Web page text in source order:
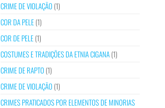
CRIME DE VIOLAÇÃO (1)
COR DA PELE(1)
COR DE PELE(1)
COSTUMES E TRADIÇÕES DA ETNIA CIGANA(1)
CRIME DE RAPTO (1)
CRIME DE VIOLAÇÃO (1)
CRIMES PRATICADOS POR ELEMENTOS DE MINORIAS